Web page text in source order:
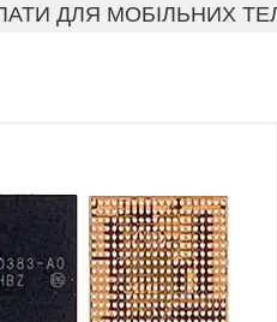
ДЛЯ МОБІЛЬНИХ